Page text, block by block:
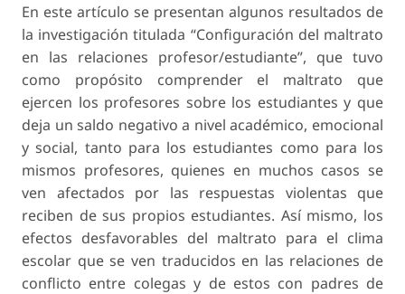
En este artículo se presentan algunos resultados de
la investigación titulada “Configuración del maltrato
en las relaciones profesor/estudiante”, que tuvo
como propósito comprender el maltrato que
ejercen los profesores sobre los estudiantes y que
deja un saldo negativo a nivel académico, emocional
y social, tanto para los estudiantes como para los
mismos profesores, quienes en muchos casos se
ven afectados por las respuestas violentas que
reciben de sus propios estudiantes. Así mismo, los
efectos desfavorables del maltrato para el clima
escolar que se ven traducidos en las relaciones de
conflicto entre colegas y de estos con padres de